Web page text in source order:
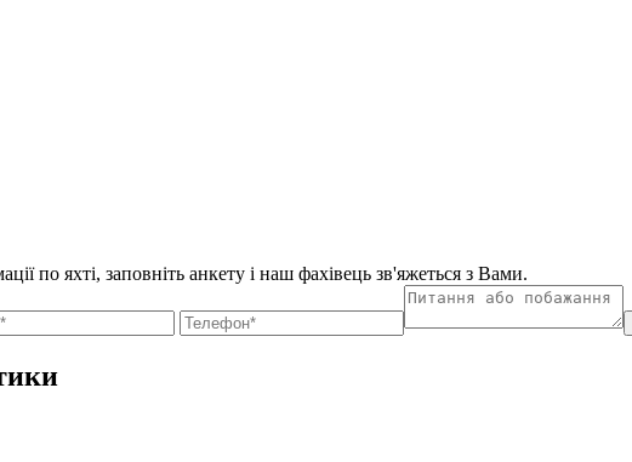
по яхті, заповніть анкету і наш фахівець зв'яжеться з Вами.